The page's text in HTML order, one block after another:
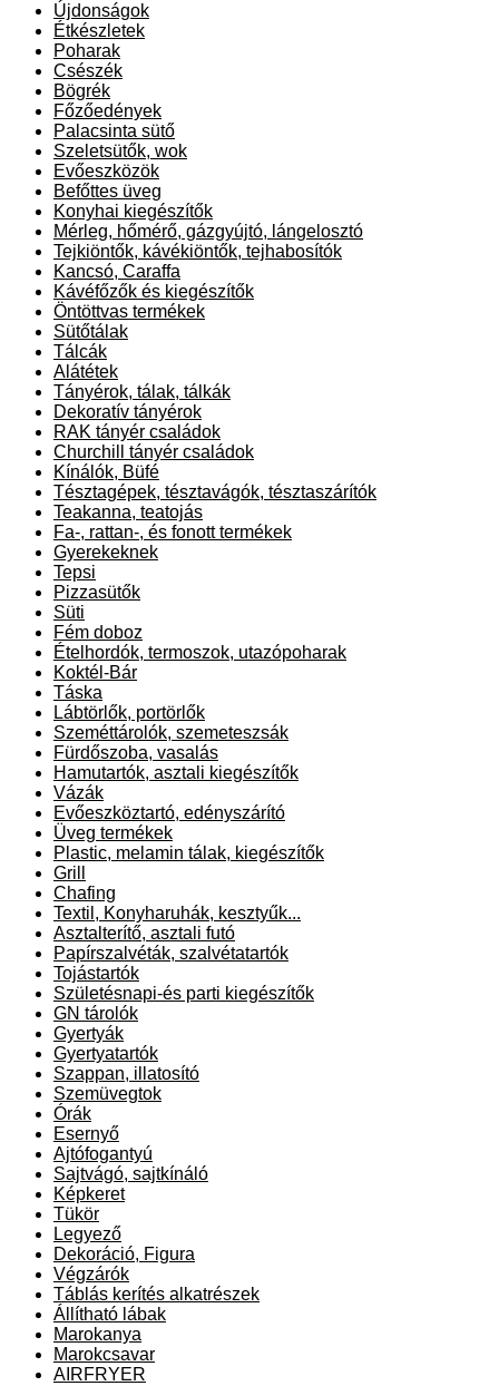
Újdonságok
Étkészletek
Poharak
Csészék
Bögrék
Főzőedények
Palacsinta sütő
Szeletsütők, wok
Evőeszközök
Befőttes üveg
Konyhai kiegészítők
Mérleg, hőmérő, gázgyújtó, lángelosztó
Tejkiöntők, kávékiöntők, tejhabosítók
Kancsó, Caraffa
Kávéfőzők és kiegészítők
Öntöttvas termékek
Sütőtálak
Tálcák
Alátétek
Tányérok, tálak, tálkák
Dekoratív tányérok
RAK tányér családok
Churchill tányér családok
Kínálók, Büfé
Tésztagépek, tésztavágók, tésztaszárítók
Teakanna, teatojás
Fa-, rattan-, és fonott termékek
Gyerekeknek
Tepsi
Pizzasütők
Süti
Fém doboz
Ételhordók, termoszok, utazópoharak
Koktél-Bár
Táska
Lábtörlők, portörlők
Szeméttárolók, szemeteszsák
Fürdőszoba, vasalás
Hamutartók, asztali kiegészítők
Vázák
Evőeszköztartó, edényszárító
Üveg termékek
Plastic, melamin tálak, kiegészítők
Grill
Chafing
Textil, Konyharuhák, kesztyűk...
Asztalterítő, asztali futó
Papírszalvéták, szalvétatartók
Tojástartók
Születésnapi-és parti kiegészítők
GN tárolók
Gyertyák
Gyertyatartók
Szappan, illatosító
Szemüvegtok
Órák
Esernyő
Ajtófogantyú
Sajtvágó, sajtkínáló
Képkeret
Tükör
Legyező
Dekoráció, Figura
Végzárók
Táblás kerítés alkatrészek
Állítható lábak
Marokanya
Marokcsavar
AIRFRYER